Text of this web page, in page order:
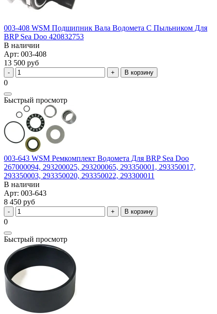
003-408 WSM Подшипник Вала Водомета С Пыльником Для
BRP Sea Doo 420832753
В наличии
Арт: 003-408
13 500 руб
В корзину
0
Быстрый просмотр
003-643 WSM Ремкомплект Водомета Для BRP Sea Doo
267000094, 293200025, 293200065, 293350001, 293350017,
293350003, 293350020, 293350022, 293300011
В наличии
Арт: 003-643
8 450 руб
В корзину
0
Быстрый просмотр